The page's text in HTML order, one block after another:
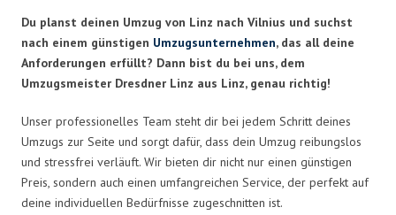
Du planst deinen Umzug von Linz nach Vilnius und suchst
nach einem günstigen Umzugsunternehmen, das all deine
Anforderungen erfüllt? Dann bist du bei uns, dem
Umzugsmeister Dresdner Linz aus Linz, genau richtig!
Unser professionelles Team steht dir bei jedem Schritt deines
Umzugs zur Seite und sorgt dafür, dass dein Umzug reibungslos
und stressfrei verläuft. Wir bieten dir nicht nur einen günstigen
Preis, sondern auch einen umfangreichen Service, der perfekt auf
deine individuellen Bedürfnisse zugeschnitten ist.